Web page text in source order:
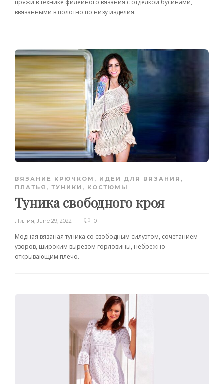
пряжи в технике филейного вязания с отделкой бусинами,
ввязанными в полотно по низу изделия.
ВЯЗАНИЕ КРЮЧКОМ , ИДЕИ ДЛЯ ВЯЗАНИЯ ,
ПЛАТЬЯ, ТУНИКИ, КОСТЮМЫ
Туника свободного кроя
Лилия, June 29, 2022 0
Модная вязаная туника со свободным силуэтом, сочетанием
узоров, широким вырезом горловины, небрежно
открывающим плечо.